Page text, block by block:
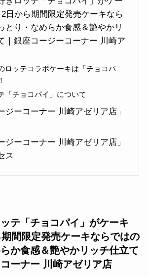
日から期間限定発売ケーキなら
とり・なめらか食感＆艶やかリ
｜銀座コージーコーナー 川崎ア
ロッテコラボケーキは「チョコパ
「チョコパイ」について
ジーコーナー 川崎アゼリア店」
ジーコーナー 川崎アゼリア店」
ス
テ「チョコパイ」がケーキ
間限定発売ケーキならではの
か食感＆艶やかリッチ仕立て
コーナー 川崎アゼリア店